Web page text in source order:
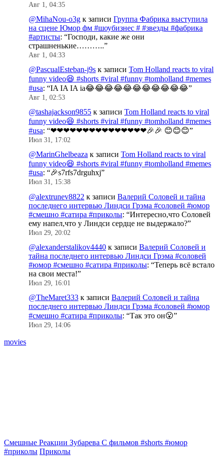
Авг 1, 04:35
@MihaNou-o3g к записи Группа Фабрика выступила
на сцене Юмор фм #шоубизнес # #звезды #фабрика
#артисты: “Господи, какие же они
страшненькие………..”
Авг 1, 04:33
@PascualEsteban-j9s к записи Tom Holland reacts to viral
funny video😆 #shorts #viral #funny #tomholland #memes
#usa: “IA IA IA ia😂😂😂😂😂😂😂😂😂😂😂”
Авг 1, 02:53
@tashajackson9855 к записи Tom Holland reacts to viral
funny video😆 #shorts #viral #funny #tomholland #memes
#usa: “❤❤❤❤❤❤❤❤❤❤❤❤❤❤❤🎉🎉 😊😊😊”
Июл 31, 17:02
@MarinGhelbeaza к записи Tom Holland reacts to viral
funny video😆 #shorts #viral #funny #tomholland #memes
#usa: “🎉s7rfs7drguhxj”
Июл 31, 15:38
@alextrunev8822 к записи Валерий Соловей и тайна
последнего интервью Линдси Грэма #соловей #юмор
#смешно #сатира #приколы: “Интересно,что Соловей
ему напел,что у Линдси сердце не выдержало?”
Июл 29, 20:02
@alexanderstalikov4440 к записи Валерий Соловей и
тайна последнего интервью Линдси Грэма #соловей
#юмор #смешно #сатира #приколы: “Теперь всё встало
на свои места!”
Июл 29, 16:01
@TheMaret333 к записи Валерий Соловей и тайна
последнего интервью Линдси Грэма #соловей #юмор
#смешно #сатира #приколы: “Так это он😮”
Июл 29, 14:06
movies
Смешные Реакции Зубарева С фильмов #shorts #юмор
#приколы Приколы